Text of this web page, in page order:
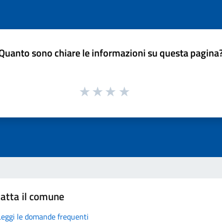
sono chiare le informazioni su questa
il comune
le domande frequenti